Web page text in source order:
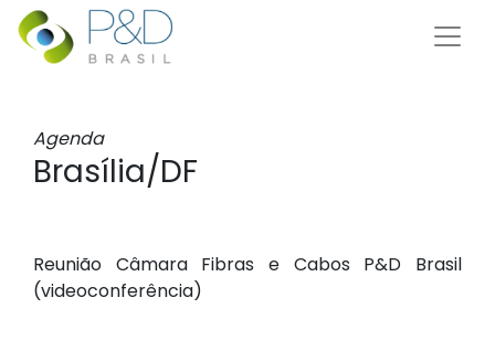
Agenda
Brasília/DF
Reunião Câmara Fibras e Cabos P&D Brasil
(videoconferência)